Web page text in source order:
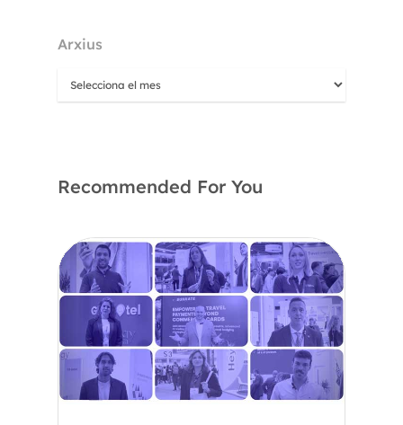
Arxius
Recommended For You